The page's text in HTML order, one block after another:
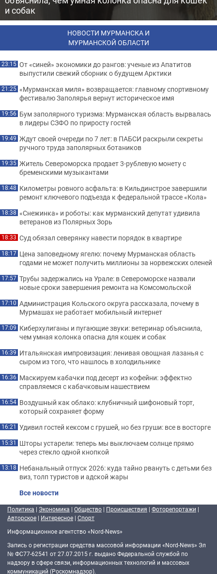
и собак
НОВОСТИ МУРМАНСКА И
МУРМАНСКОЙ ОБЛАСТИ
23:15 От «синей» экономики до рангов: ученые из Апатитов
выпустили свежий сборник о будущем Арктики
21:25 «Мурманская миля» возвращается: главному спортивному
фестивалю Заполярья вернут историческое имя
19:56 Бум заполярного туризма: Мурманская область вырвалась
в лидеры СЗФО по приросту гостей
19:49 Ждут своей очереди по 7 лет: в ПАБСИ раскрыли секреты
ручного труда заполярных ботаников
19:35 Житель Североморска продает 3-рублевую монету с
бременскими музыкантами
18:48 Километры ровного асфальта: в Кильдинстрое завершили
ремонт ключевого подъезда к федеральной трассе «Кола»
18:38 «Снежинка» и роботы: как мурманский депутат удивила
ветеранов из Полярных Зорь
18:33 Суд обязал северянку навести порядок в квартире
18:17 Цена заповедному ягелю: почему Мурманская область
годами не может получить миллионы за норвежских оленей
17:57 Трубы задержались на Урале: в Североморске назвали
новые сроки завершения ремонта на Комсомольской
17:10 Администрация Кольского округа рассказала, почему в
Мурмашах не работает мобильный интернет
17:09 Киберхулиганы и пугающие звуки: ветеринар объяснила,
чем умная колонка опасна для кошек и собак
16:39 Итальянская импровизация: ленивая овощная лазанья с
сыром из того, что нашлось в холодильнике
16:36 Маскируем кабачки под десерт из кофейни: эффектно
справляемся с кабачковым нашествием
16:54 Воздушный как облако: клубничный шифоновый торт,
который сохраняет форму
16:21 Удивил гостей кексом с грушей, но без груши: все в восторге
15:31 Шторы устарели: теперь мы выключаем солнце прямо
через стекло одной кнопкой
13:18 Небанальный отпуск 2026: куда тайно рвануть с детьми без
виз, толп туристов и адской жары
Все новости
Политика | Экономика | Общество | Происшествия | Фоторепортажи |
Авторское | Интересное | Спорт
Информационное агентство «Nord-News»
Запись о регистрации средства массовой информации «Nord-News» Эл
№ ФС77-62541 от 27.07.2015 г. выдано Федеральной службой по
надзору в сфере связи, информационных технологий и массовых
коммуникаций (Роскомнадзор).